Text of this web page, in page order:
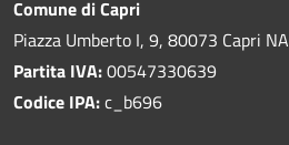
Comune di Capri
Piazza Umberto I, 9, 80073 Capri NA
Partita IVA:00547330639
Codice IPA:c_b696